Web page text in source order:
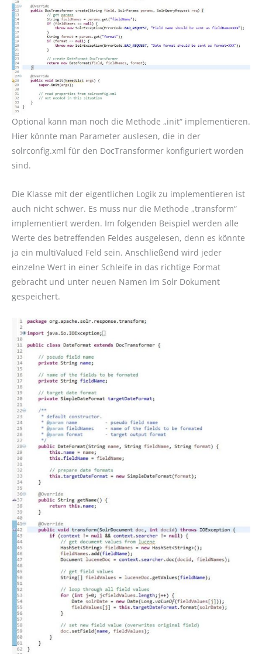
Optional kann man noch die Methode „init“ implementieren.
Hier könnte man Parameter auslesen, die in der
solrconfig.xml für den DocTransformer konfiguriert worden
sind.
Die Klasse mit der eigentlichen Logik zu implementieren ist
auch nicht schwer. Es muss nur die Methode „transform“
implementiert werden. Im folgenden Beispiel werden alle
Werte des betreffenden Feldes ausgelesen, denn es könnte
ja ein multiValued Feld sein. Anschließend wird jeder
einzelne Wert in einer Schleife in das richtige Format
gebracht und unter neuen Namen im Solr Dokument
gespeichert.